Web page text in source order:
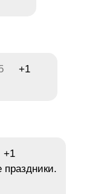
+1
+1
праздники.